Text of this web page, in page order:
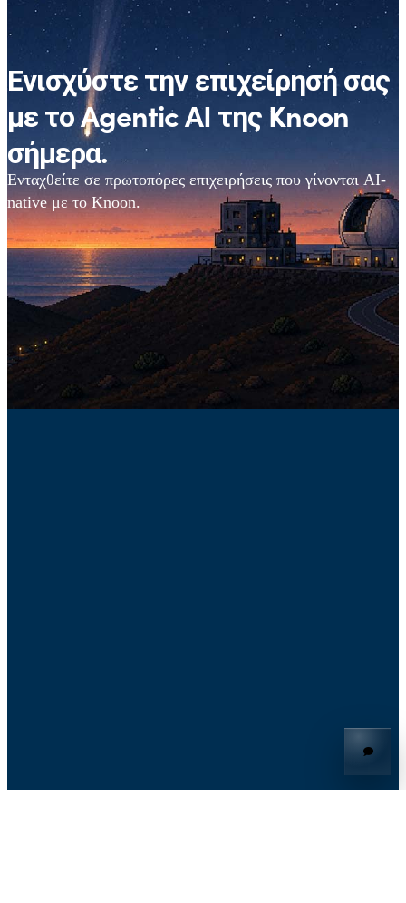
Ενισχύστε την επιχείρησή σας
με το Agentic AI της Knoon
σήμερα.
Ενταχθείτε σε πρωτοπόρες επιχειρήσεις που γίνονται AI-
native με το Knoon.